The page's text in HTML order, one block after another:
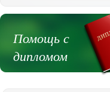
Помощь с
дипломом